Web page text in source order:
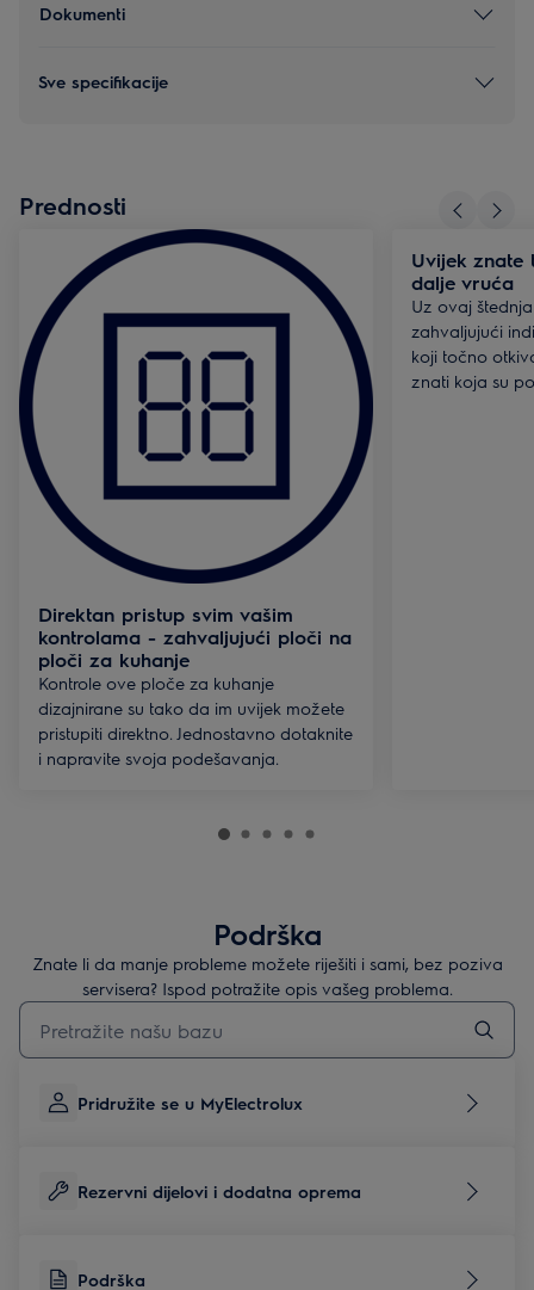
Dokumenti
Sve specifikacije
Prednosti
Direktan pristup svim vašim
kontrolama - zahvaljujući ploči na
ploči za kuhanje
Kontrole ove ploče za kuhanje
dizajnirane su tako da im uvijek možete
pristupiti direktno. Jednostavno dotaknite
i napravite svoja podešavanja.
Uvijek
dalje vruća
Uz ovaj
zahvaljujući
koji točno
znati koja su
Podrška
Znate li da manje probleme možete riješiti i sami, bez poziva
servisera? Ispod potražite opis vašeg problema.
Upišite za pretraživanje članaka podrške
Pridružite se u MyElectrolux
Rezervni dijelovi i dodatna oprema
Podrška